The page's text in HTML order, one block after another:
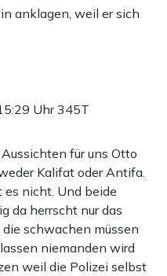
anklagen, weil er sich
Uhr345T
für uns Otto
Kalifat oder Antifa.
es nicht. Und beide
da herrscht nur das
schwachen müssen
niemanden wird
weil die Polizei selbst